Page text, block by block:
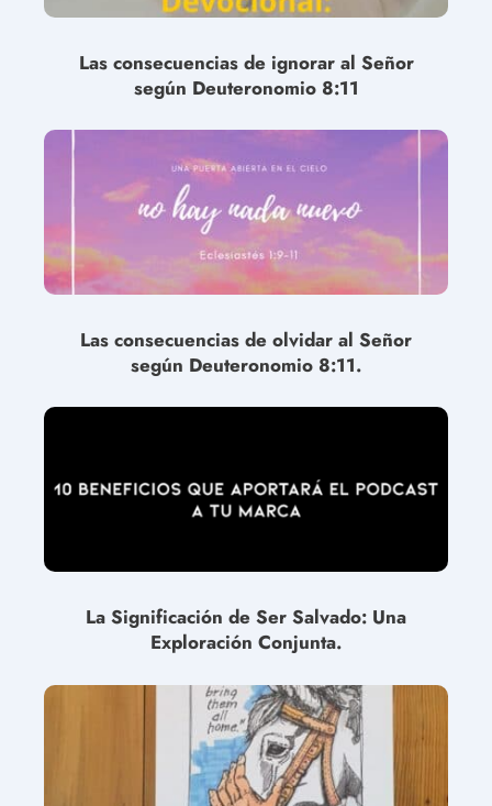
Las consecuencias de ignorar al Señor
según Deuteronomio 8:11
Las consecuencias de olvidar al Señor
según Deuteronomio 8:11.
La Significación de Ser Salvado: Una
Exploración Conjunta.